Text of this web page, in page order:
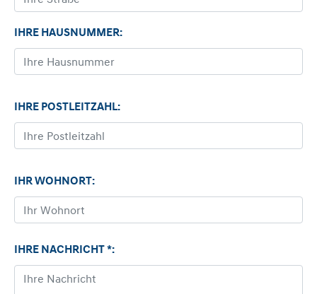
IHRE HAUSNUMMER:
IHRE POSTLEITZAHL:
IHR WOHNORT:
IHRE NACHRICHT *: